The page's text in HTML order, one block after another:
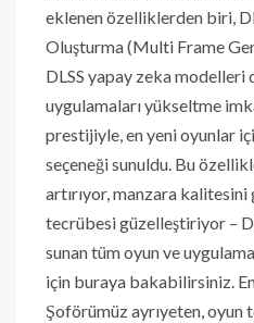
eklenen özelliklerden biri,
Oluşturma (Multi Frame
DLSS yapay zeka modelleri
uygulamaları yükseltme
prestijiyle, en yeni oyunlar
seçeneği sunuldu. Bu
artırıyor, manzara
tecrübesi güzelleştiriyor –
sunan tüm oyun ve
için buraya bakabilirsiniz.
Şoförümüz ayrıyeten, oyun